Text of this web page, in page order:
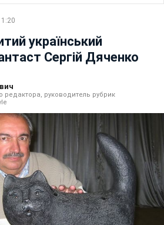
український
Сергій Дяченко
редактора, руководитель рубрик